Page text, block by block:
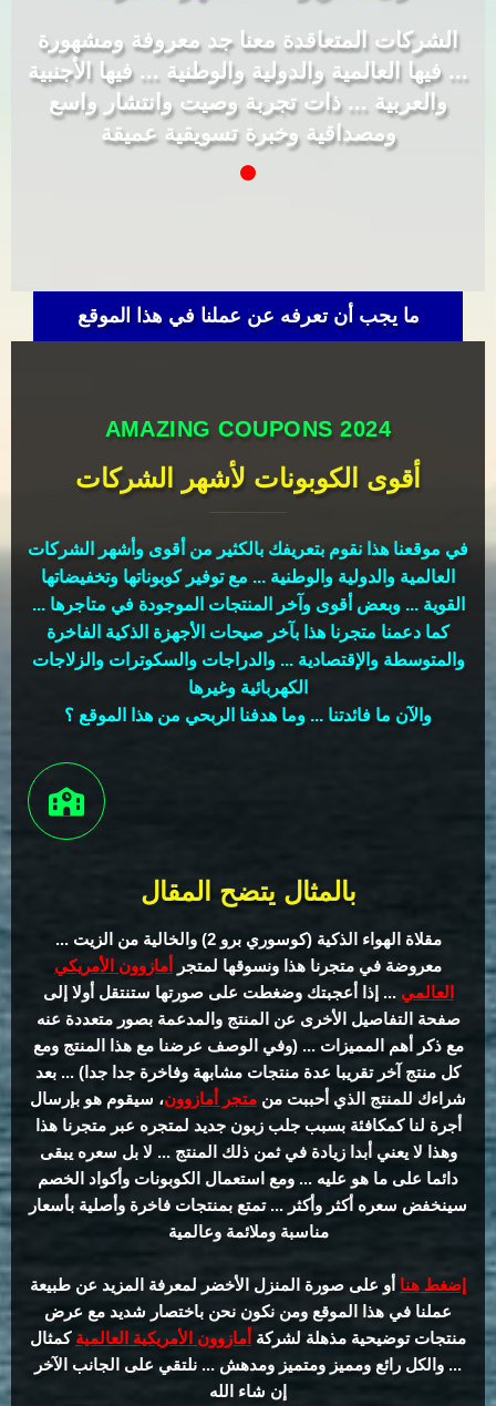
الشركات المتعاقدة معنا جد معروفة ومشهورة
... فيها العالمية والدولية والوطنية ... فيها الأجنبية
والعربية ... ذات تجربة وصيت وانتشار واسع
ومصداقية وخبرة تسويقية عميقة
ما يجب أن تعرفه عن عملنا في هذا الموقع
AMAZING COUPONS 2024
أقوى الكوبونات لأشهر الشركات
في موقعنا هذا نقوم بتعريفك بالكثير من أقوى وأشهر الشركات
العالمية والدولية والوطنية ... مع توفير كوبوناتها وتخفيضاتها
القوية ... وبعض أقوى وآخر المنتجات الموجودة في متاجرها ...
كما دعمنا متجرنا هذا بآخر صيحات الأجهزة الذكية الفاخرة
والمتوسطة والإقتصادية ... والدراجات والسكوترات والزلاجات
الكهربائية وغيرها
والآن ما فائدتنا ... وما هدفنا الربحي من هذا الموقع ؟
بالمثال يتضح المقال
مقلاة الهواء الذكية (كوسوري برو 2) والخالية من الزيت ...
معروضة في متجرنا هذا ونسوقها لمتجر أمازوون الأمريكي
العالمي ... إذا أعجبتك وضغطت على صورتها ستنتقل أولا إلى
صفحة التفاصيل الأخرى عن المنتج والمدعمة بصور متعددة عنه
مع ذكر أهم المميزات ... (وفي الوصف عرضنا مع هذا المنتج ومع
كل منتج آخر تقريبا عدة منتجات مشابهة وفاخرة جدا جدا) ... بعد
شراءك للمنتج الذي أحببت من متجر أمازوون، سيقوم هو بإرسال
أجرة لنا كمكافئة بسبب جلب زبون جديد لمتجره عبر متجرنا هذا
وهذا لا يعني أبدا زيادة في ثمن ذلك المنتج ... لا بل سعره يبقى
دائما على ما هو عليه ... ومع استعمال الكوبونات وأكواد الخصم
سينخفض سعره أكثر وأكثر ... تمتع بمنتجات فاخرة وأصلية بأسعار
مناسبة وملائمة وعالمية
إضغط هنا أو على صورة المنزل الأخضر لمعرفة المزيد عن طبيعة
عملنا في هذا الموقع ومن نكون نحن باختصار شديد مع عرض
منتجات توضيحية مذهلة لشركة أمازوون الأمريكية العالمية كمثال
... والكل رائع ومميز ومتميز ومدهش ... نلتقي على الجانب الآخر
إن شاء الله